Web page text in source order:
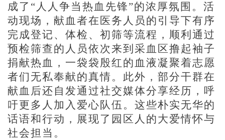
成了 “人人争当热血先锋”的浓厚氛围。活
动现场，献血者在医务人员的引导下有序
完成登记、体检、初筛等流程，顺利通过
预检筛查的人员依次来到采血区撸起袖子
捐献热血，一袋袋殷红的血液凝聚着志愿
者们无私奉献的真情。此外，部分干群在
献血后还自发通过社交媒体分享经历，呼
吁更多人加入爱心队伍。这些朴实无华的
话语和行动，展现了园区人的大爱情怀与
社会担当。